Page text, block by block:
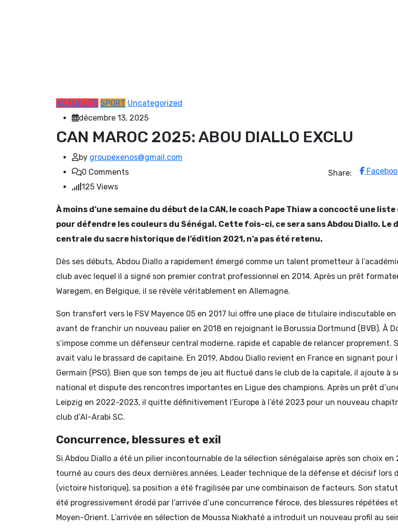
ACTUALITE SPORT Uncategorized
décembre 13, 2025
CAN MAROC 2025: ABOU DIALLO EXCLU
by groupexenos@gmail.com
0 Comments
125 Views
Share:
À moins d’une semaine du début de la CAN, le coach Pape Thiaw a concocté une
pour défendre les couleurs du Sénégal. Cette fois-ci, ce sera sans Abdou Diallo. Le
centrale du sacre historique de l’édition 2021, n’a pas été retenu.
Dès ses débuts, Abdou Diallo a rapidement émergé comme un talent prometteur à
club avec lequel il a signé son premier contrat professionnel en 2014. Après un prêt
Waregem, en Belgique, il se révèle véritablement en Allemagne.
Son transfert vers le FSV Mayence 05 en 2017 lui offre une place de titulaire indiscutable
avant de franchir un nouveau palier en 2018 en rejoignant le Borussia Dortmund (BVB). À
s’impose comme un défenseur central moderne, rapide et capable de relancer proprement.
avait valu le brassard de capitaine. En 2019, Abdou Diallo revient en France en signant pour
Germain (PSG). Bien que son temps de jeu ait fluctué dans le club de la capitale, il ajoute à
national et dispute des rencontres importantes en Ligue des champions. Après un prêt
Leipzig en 2022-2023, il quitte définitivement l’Europe à l’été 2023 pour un nouveau
club d’Al-Arabi SC.
Concurrence, blessures et exil
Si Abdou Diallo a été un pilier incontournable de la sélection sénégalaise après son choix en
tourné au cours des deux dernières années. Leader technique de la défense et décisif lors
(victoire historique), sa position a été fragilisée par une combinaison de facteurs. Son
été progressivement érodé par l’arrivée d’une concurrence féroce, des blessures répétées
Moyen-Orient. L’arrivée en sélection de Moussa Niakhaté a introduit un nouveau profil au